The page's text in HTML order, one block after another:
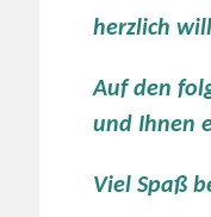
herzlich
Auf den
und Ihnen
Viel Spaß